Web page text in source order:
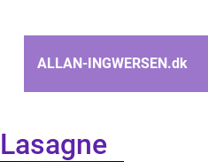
ALLAN-INGWERSEN.dk
Lasagne